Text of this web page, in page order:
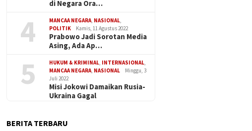
di Negara Ora…
4 MANCAA NEGARA, NASIONAL,
POLITIK
Kamis, 11 Agustus 2022
Prabowo Jadi Sorotan Media
Asing, Ada Ap…
5 HUKUM & KRIMINAL, INTERNASIONAL,
MANCAA NEGARA, NASIONAL
Minggu, 3
Juli 2022
Misi Jokowi Damaikan Rusia-
Ukraina Gagal
BERITA TERBARU